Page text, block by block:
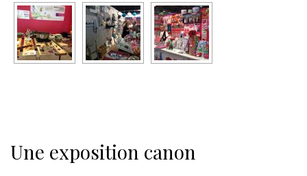
Une exposition canon